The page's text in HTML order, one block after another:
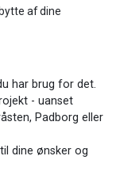
af dine
har brug for det.
- uanset
Padborg eller
dine ønsker og